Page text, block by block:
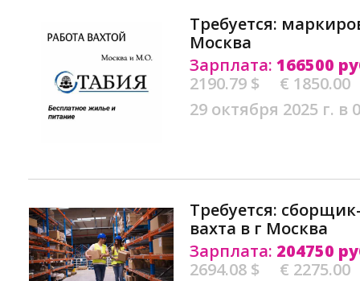
Требуется:
Москва
Зарплата: 166500
2190.79 $
€ 1850.00
29 октября 2025 г. в
Требуется:
вахта в г Москва
Зарплата: 204750
2694.08 $
€ 2275.00